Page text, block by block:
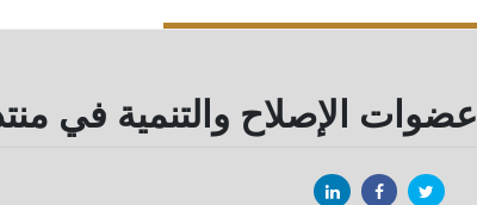
عضوات الإصلاح والتنمية في